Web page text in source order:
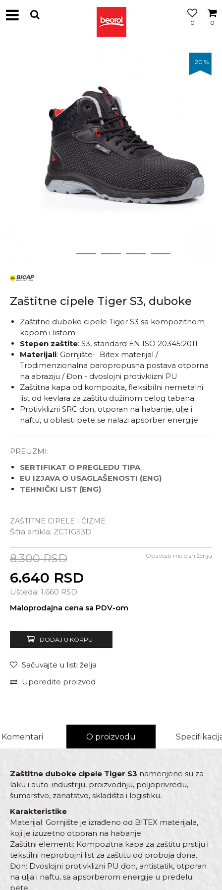
0
0
2 3 4 5
20 %
Zaštitne cipele Tiger S3, duboke
ZAŠTITNE CIPELE I ČIZME
Šifra artikla: ZCTIGS3D
Zaštitne duboke cipele Tiger S3 sa kompozitnom
kapom i listom
Stepen zaštite: S3, standard EN ISO 20345:2011
Materijali: Gornjište- Bitex materijal /
Trodimenzionalna paropropusna postava otporna
na abraziju / Đon - dvoslojni protivklizni PU
Zaštitna kapa od kompozita, fleksibilni nemetalni
list od kevlara za zaštitu dužinom celog tabana
Protivklizni SRC đon, otporan na habanje, ulje i
naftu, u oblasti pete se nalazi apsorber energije
PREUZMI:
SERTIFIKAT O PREGLEDU TIPA
EU IZJAVA O USAGLAŠENOSTI (ENG)
TEHNIČKI LIST (ENG)
8.300 RSD
6.640 RSD
Ušteda: 1.660 RSD
Maloprodajna cena sa PDV-om
Obavesti me o sniženju
Izaberi veličinu:
38 39 41
45
46
DODAJ U KORPU
Sačuvajte u listi želja
Uporedite proizvod
Komentari O proizvodu
Zaštitne duboke cipele Tiger S3 namenjene su za
laku i auto-industriju, proizvodnju, poljoprivredu,
šumarstvo, zanatstvo, skladišta i logistiku.
Karakteristike
Materijal: Gornjište je izrađeno od BITEX materijala,
koji je izuzetno otporan na habanje.
Zaštitni elementi: Kompozitna kapa za zaštitu prstiju i
tekstilni neprobojni list za zaštitu od proboja đona.
Đon: Dvoslojni protivklizni PU đon, antistatik, otporan
na ulja i naftu, sa apsorberom energije u predelu
pete.